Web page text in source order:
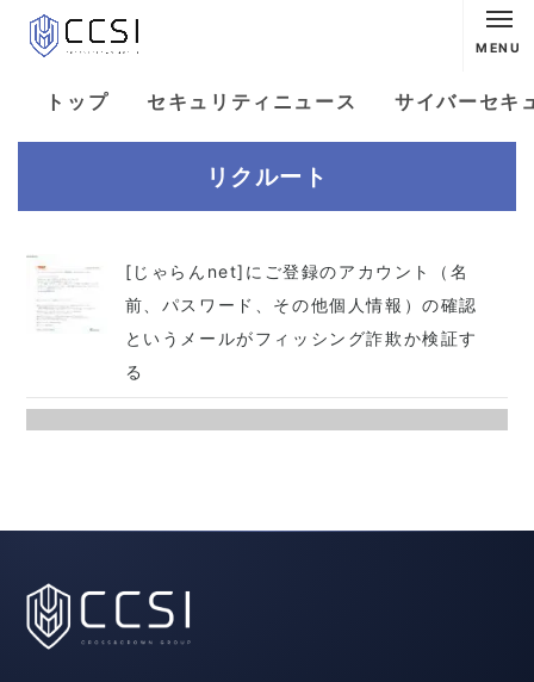
MENU
トップ セキュリティニュース サイバーセキ
リクルート
[じゃらんnet]にご登録のアカウント（名
前、パスワード、その他個人情報）の確認
というメールがフィッシング詐欺か検証す
る